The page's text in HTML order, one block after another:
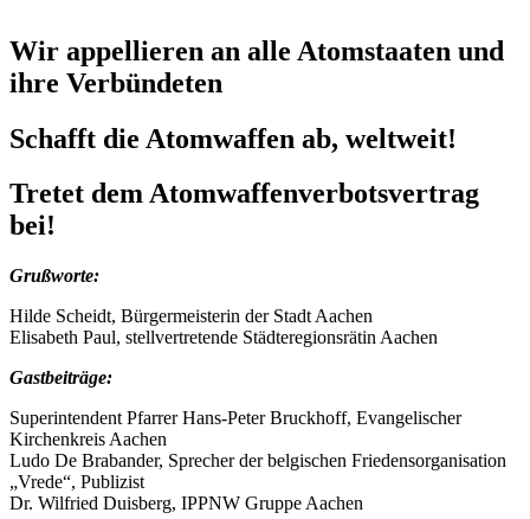
Wir appellieren an alle Atomstaaten und
ihre Verbündeten
Schafft die Atomwaffen ab, weltweit!
Tretet dem Atomwaffenverbotsvertrag
bei!
Grußworte:
Hilde Scheidt, Bürgermeisterin der Stadt Aachen
Elisabeth Paul, stellvertretende Städteregionsrätin Aachen
Gastbeiträge:
Superintendent Pfarrer Hans-Peter Bruckhoff, Evangelischer
Kirchenkreis Aachen
Ludo De Brabander, Sprecher der belgischen Friedensorganisation
„Vrede“, Publizist
Dr. Wilfried Duisberg, IPPNW Gruppe Aachen